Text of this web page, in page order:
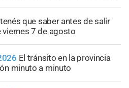
que saber antes de salir
viernes 7 de agosto
El tránsito en la provincia
minuto a minuto